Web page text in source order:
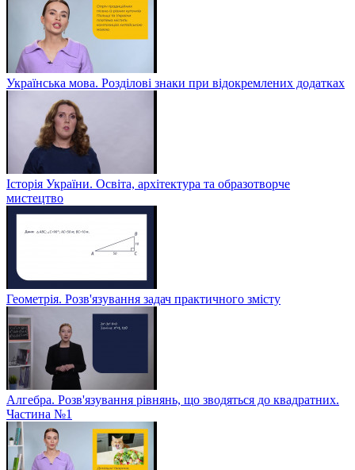
Українська мова. Розділові знаки при відокремлених додатках
Історія України. Освіта, архітектура та образотворче
мистецтво
Геометрія. Розв'язування задач практичного змісту
Алгебра. Розв'язування рівнянь, що зводяться до квадратних.
Частина №1